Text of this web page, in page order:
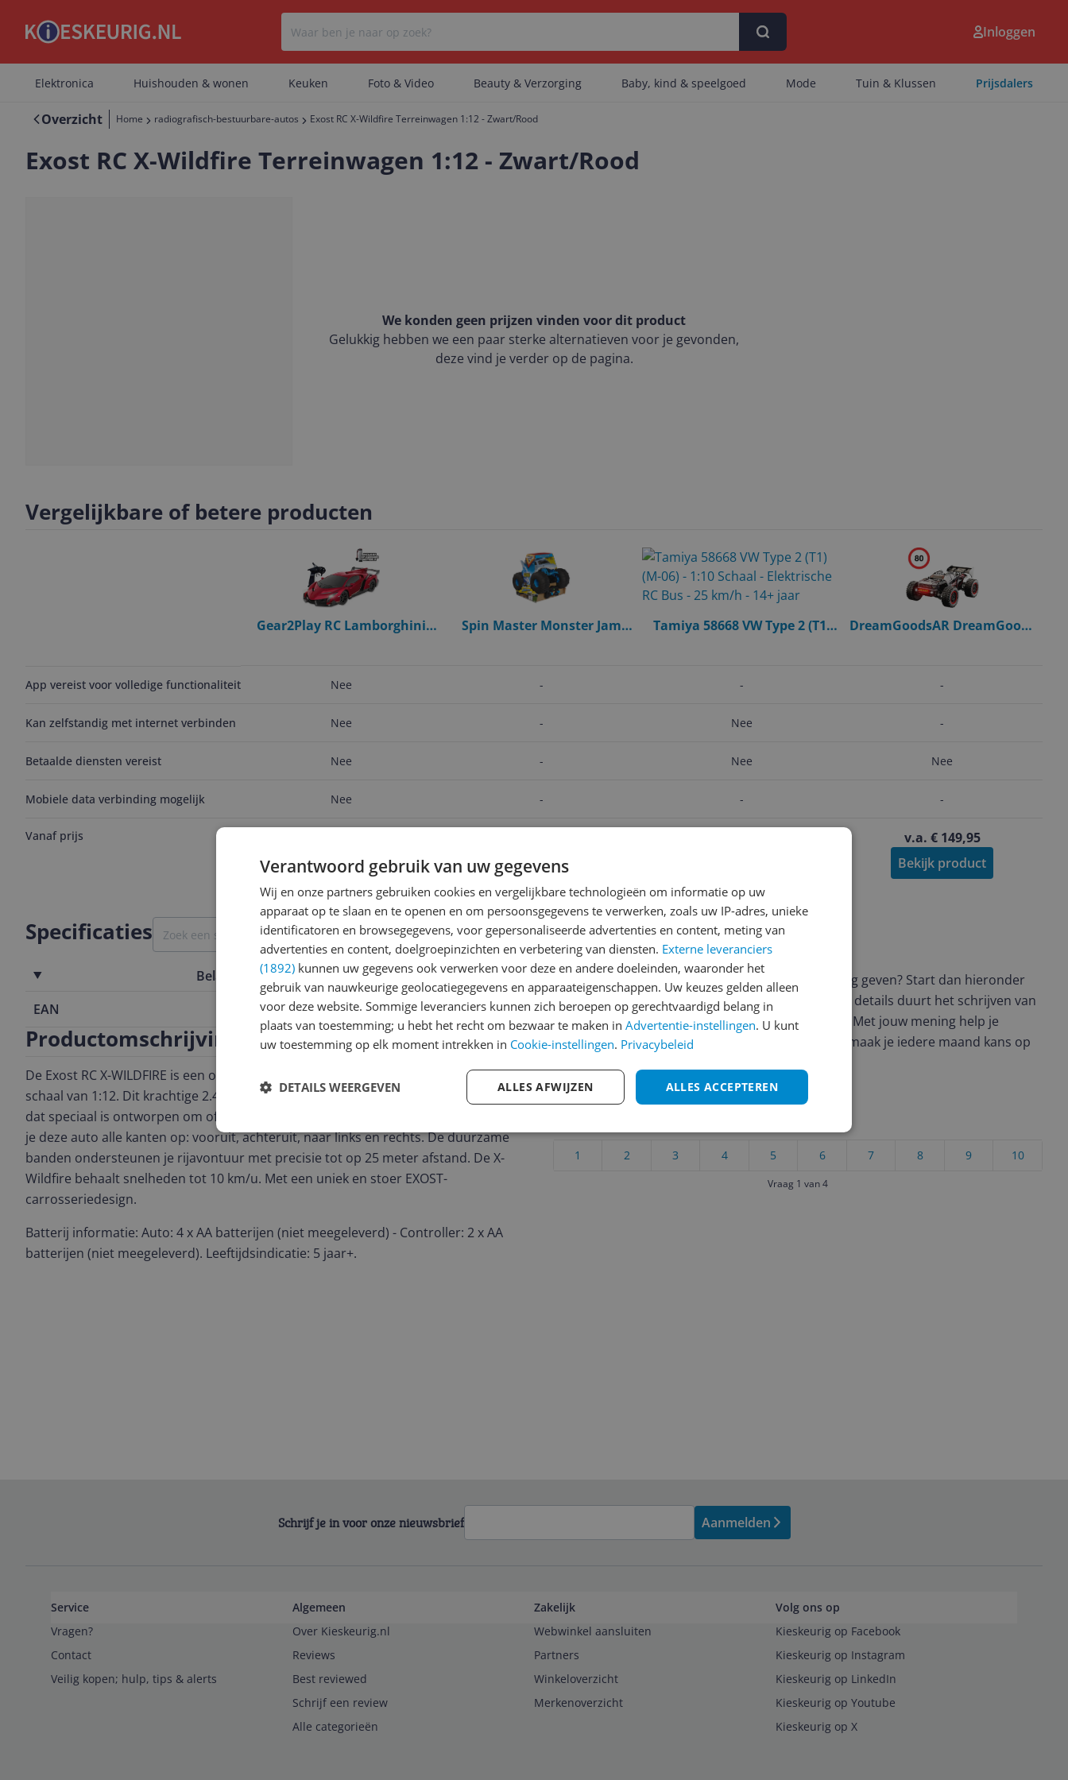
Inloggen
Elektronica Huishouden & wonen Keuken Foto & Video Beauty & Verzorging Baby, kind & speelgoed Mode Tuin & Klussen Prijsdalers
Overzicht Home radiografisch-bestuurbare-autos Exost RC X-Wildfire Terreinwagen 1:12 - Zwart/Rood
Exost RC X-Wildfire Terreinwagen 1:12 - Zwart/Rood
We konden geen prijzen vinden voor dit product
Gelukkig hebben we een paar sterke alternatieven voor je gevonden,
deze vind je verder op de pagina.
Vergelijkbare of betere producten
App vereist voor volledige functionaliteit
Kan zelfstandig met internet verbinden
Betaalde diensten vereist
Mobiele data verbinding mogelijk
Vanaf prijs
Gear2Play RC Lamborghini
- Incl. oplaadbare batterij
Nee
Nee
Nee
Nee
Bekijk product
Spin Master Monster Jam
-
-
-
-
Bekijk product
Tamiya 58668 VW Type 2 (T1)
14+ jaar
-
Nee
Nee
-
DreamGoodsAR DreamGoods
Offroad Drift Car - 300 m
Radiografisch - Waterdicht -
& Meisjes
-
-
Nee
-
v.a. € 149,95
Bekijk product
Specificaties
Belangrijkste kenmerken
EAN
4891813206460
Productomschrijving
De Exost RC X-WILDFIRE is een op afstand bestuurbare terreinauto met een
schaal van 1:12. Dit krachtige 2.4 Ghz RC voertuig heeft een flexibel veersysteem
dat speciaal is ontworpen om offroad te rijden. Met de afstandsbediening stuur
je deze auto alle kanten op: vooruit, achteruit, naar links en rechts. De duurzame
banden ondersteunen je rijavontuur met precisie tot op 25 meter afstand. De X-
Wildfire behaalt snelheden tot 10 km/u. Met een uniek en stoer EXOST-
carrosseriedesign.
Batterij informatie: Auto: 4 x AA batterijen (niet meegeleverd) - Controller: 2 x AA
batterijen (niet meegeleverd). Leeftijdsindicatie: 5 jaar+.
Reviews
Er zijn nog geen reviews geschreven
Heb jij dit product in bezit en wil je graag je mening geven? Start dan hieronder
met het schrijven van je review. Afhankelijk van de details duurt het schrijven van
een review gemiddeld tussen de 3 en 10 minuten. Met jouw mening help je
andere bezoekers een betere keuze te maken én maak je iedere maand kans op
Cijfer
10
9
8
7
6
5
4
3
2
1
Vraag 1 van 4
Schrijf je in voor onze nieuwsbrief Aanmelden
Service
Vragen?
Contact
Veilig kopen; hulp, tips & alerts
Algemeen
Over Kieskeurig.nl
Reviews
Best reviewed
Schrijf een review
Alle categorieën
Zakelijk
Webwinkel aansluiten
Partners
Winkeloverzicht
Merkenoverzicht
Volg ons op
Kieskeurig op Facebook
Kieskeurig op Instagram
Kieskeurig op LinkedIn
Kieskeurig op Youtube
Kieskeurig op X
Verantwoord gebruik van uw gegevens
Wij en onze partners gebruiken cookies en vergelijkbare technologieën om informatie op uw
apparaat op te slaan en te openen en om persoonsgegevens te verwerken, zoals uw IP-adres, unieke
identificatoren en browsegegevens, voor gepersonaliseerde advertenties en content, meting van
advertenties en content, doelgroepinzichten en verbetering van diensten. Externe leveranciers
(1892) kunnen uw gegevens ook verwerken voor deze en andere doeleinden, waaronder het
gebruik van nauwkeurige geolocatiegegevens en apparaateigenschappen. Uw keuzes gelden alleen
voor deze website. Sommige leveranciers kunnen zich beroepen op gerechtvaardigd belang in
plaats van toestemming; u hebt het recht om bezwaar te maken in Advertentie-instellingen. U kunt
uw toestemming op elk moment intrekken in Cookie-instellingen. Privacybeleid
ALLES ACCEPTEREN
ALLES AFWIJZEN
DETAILS WEERGEVEN